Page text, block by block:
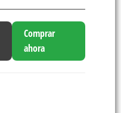
Comprar
ahora